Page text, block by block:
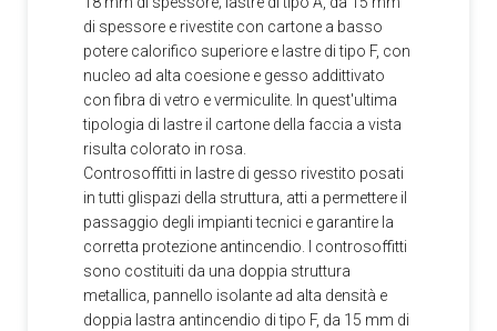
di spessore e rivestite con cartone a basso
potere calorifico superiore e lastre di tipo F, con
nucleo ad alta coesione e gesso addittivato
con fibra di vetro e vermiculite. In quest'ultima
tipologia di lastre il cartone della faccia a vista
risulta colorato in rosa.
Controsoffitti in lastre di gesso rivestito posati
in tutti glispazi della struttura, atti a permettere il
passaggio degli impianti tecnici e garantire la
corretta protezione antincendio. I controsoffitti
sono costituiti da una doppia struttura
metallica, pannello isolante ad alta densità e
doppia lastra antincendio di tipo F, da 15 mm di